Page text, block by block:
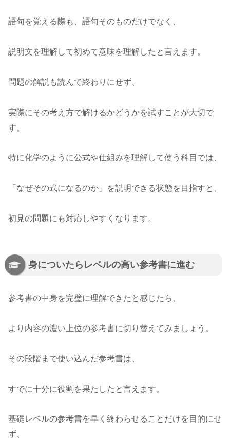
語句を覚える際も、語句そのものだけでなく、
説明文を理解して初めて意味を理解したと言えます。
問題の解説も読んで終わりにせず、
実際にその考え方で解けるかどうかを試すことが大切で
す。
特に化学のように公式や仕組みを理解して使う科目では、
「なぜその式になるのか」を説明できる状態を目指すと、
初見の問題にも対応しやすくなります。
身についたらレベルの高い参考書に進む
参考書の中身を完璧に理解できたと感じたら、
より内容の濃い上位の参考書に切り替えてみましょう。
その段階まで使い込んだ参考書は、
すでに十分に役割を果たしたと言えます。
基礎レベルの参考書を早く終わらせることだけを目的にせ
ず、